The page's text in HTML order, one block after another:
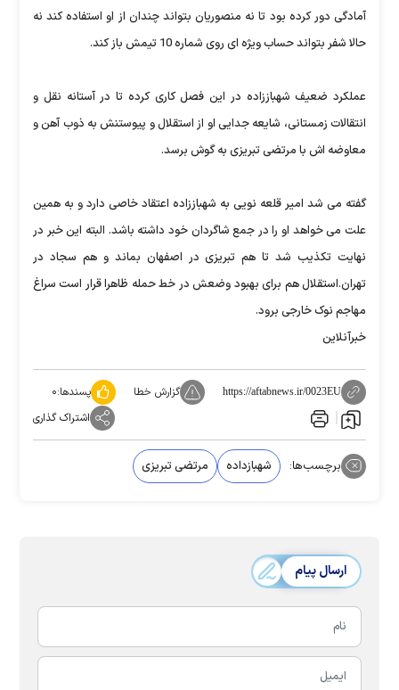
آمادگی دور کرده بود تا نه منصوریان بتواند چندان از او استفاده کند نه
حالا شفر بتواند حساب ویژه ای روی شماره 10 تیمش باز کند.
عملکرد ضعیف شهباززاده در این فصل کاری کرده تا در آستانه نقل و
انتقالات زمستانی، شایعه جدایی او از استقلال و پیوستنش به ذوب آهن و
معاوضه اش با مرتضی تبریزی به گوش برسد.
گفته می شد امیر قلعه نویی به شهباززاده اعتقاد خاصی دارد و به همین
علت می خواهد او را در جمع شاگردان خود داشته باشد. البته این خبر در
نهایت تکذیب شد تا هم تبریزی در اصفهان بماند و هم سجاد در
تهران.استقلال هم برای بهبود وضعش در خط حمله ظاهرا قرار است سراغ
مهاجم نوک خارجی برود.
خبرآنلاین
https://aftabnews.ir/0023EU گزارش خطا پسندها:۰
اشتراک گذاری
برچسب‌ها: شهبازداده مرتضی تبریزی
ارسال پیام